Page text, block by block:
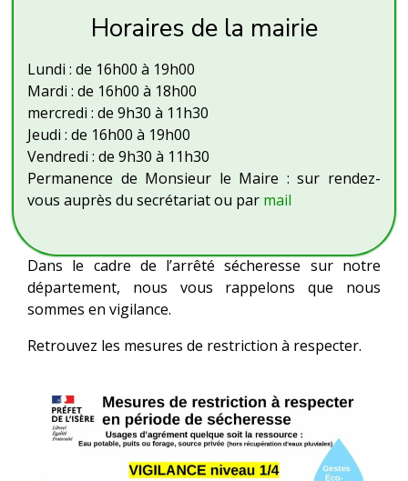
Horaires de la mairie
Lundi : de 16h00 à 19h00
Mardi : de 16h00 à 18h00
mercredi : de 9h30 à 11h30
Jeudi : de 16h00 à 19h00
Vendredi : de 9h30 à 11h30
Permanence de Monsieur le Maire : sur rendez-
vous auprès du secrétariat ou par mail
Dans le cadre de l’arrêté sécheresse sur notre
département, nous vous rappelons que nous
sommes en vigilance.
Retrouvez les mesures de restriction à respecter.